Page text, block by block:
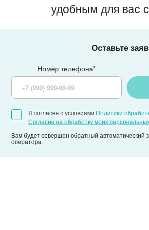
удобным для вас
Оставьте
Номер телефона*
Я согласен с условиями Политики
Согласие на обработку моих
Вам будет совершен обратный автоматический
оператора.